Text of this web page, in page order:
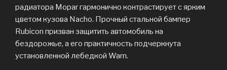
радиатора Mopar гармонично контрастирует с ярким
цветом кузова Nacho. Прочный стальной бампер
Rubicon призван защитить автомобиль на
бездорожье, а его практичность подчеркнута
установленной лебедкой Warn.